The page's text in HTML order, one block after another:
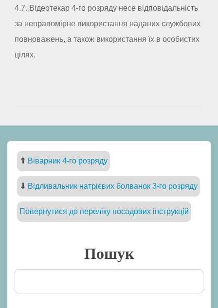
4.7. Відеотекар 4-го розряду несе відповідальність
за неправомірне використання наданих службових
повноважень, а також використання їх в особистих
цілях.
⇑ Віварник 4-го розряду
⇓ Відливальник натрієвих болванок 3-го розряду
Повернутися до переліку посадових інструкцій
Пошук